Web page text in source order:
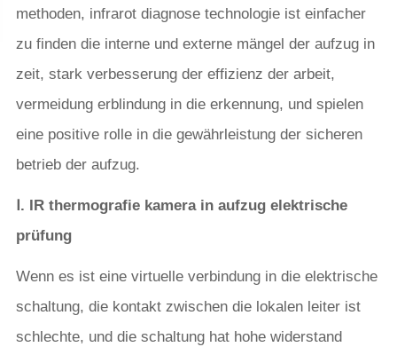
methoden, infrarot diagnose technologie ist einfacher
zu finden die interne und externe mängel der aufzug in
zeit, stark verbesserung der effizienz der arbeit,
vermeidung erblindung in die erkennung, und spielen
eine positive rolle in die gewährleistung der sicheren
betrieb der aufzug.
Ⅰ. IR thermografie kamera in aufzug elektrische
prüfung
Wenn es ist eine virtuelle verbindung in die elektrische
schaltung, die kontakt zwischen die lokalen leiter ist
schlechte, und die schaltung hat hohe widerstand